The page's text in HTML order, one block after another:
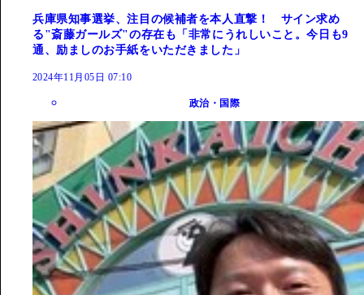
兵庫県知事選挙、注目の候補者を本人直撃！ サイン求め
る"斎藤ガールズ"の存在も「非常にうれしいこと。今日も9
通、励ましのお手紙をいただきました」
2024年11月05日 07:10
政治・国際